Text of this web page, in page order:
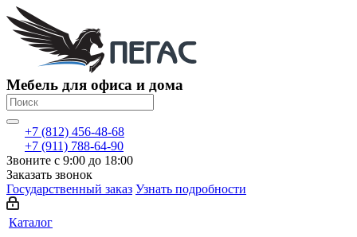
Мебель для офиса и дома
+7 (812) 456-48-68
+7 (911) 788-64-90
Звоните с 9:00 до 18:00
Заказать звонок
Государственный заказ Узнать подробности
Каталог